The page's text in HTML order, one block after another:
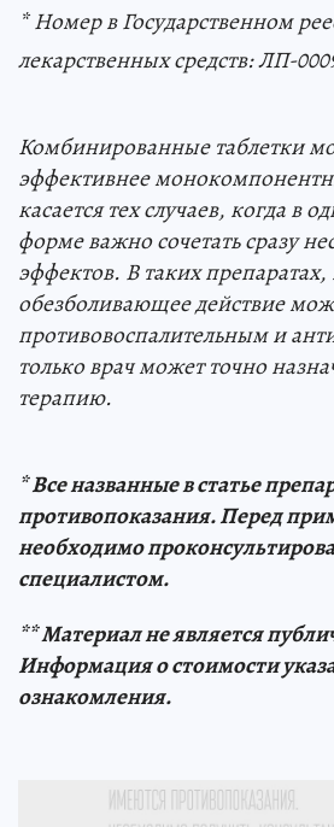
* Номер в Государственном
лекарственных средств: ЛП-
Комбинированные таблетки
эффективнее
касается тех случаев, когда в
форме важно сочетать сразу
эффектов. В таких
обезболивающее действие
противовоспалительным и
только врач может точно
терапию.
* Все названные в статье
противопоказания. Перед
необходимо
специалистом.
** Материал не является
Информация о стоимости
ознакомления.